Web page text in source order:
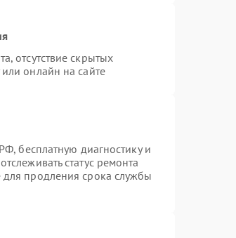
отсутствие скрытых
онлайн на сайте
бесплатную диагностику и
статус ремонта
для продления срока службы